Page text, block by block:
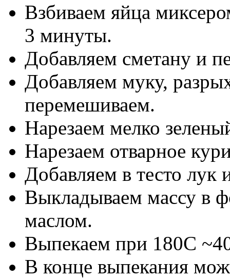
Взбиваем яйца
3 минуты.
Добавляем сметану и
Добавляем муку,
перемешиваем.
Нарезаем мелко
Нарезаем отварное
Добавляем в тесто
Выкладываем массу в
маслом.
Выпекаем при 180C
В конце выпекания